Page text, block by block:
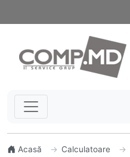
Acasă Calculatoare